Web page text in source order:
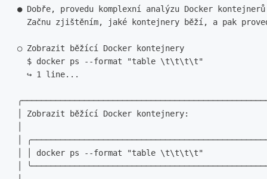
● Dobře, provedu komplexní analýzu Docker
Začnu zjištěním, jaké kontejnery běží, a pak
○ Zobrazit běžící Docker kontejnery
   $ docker ps --format "table \t\t\t\t"
   ↪ 1 line...
│ Zobrazit běžící Docker kontejnery:
│
│ │ docker ps --format "table \t\t\t\t"
│